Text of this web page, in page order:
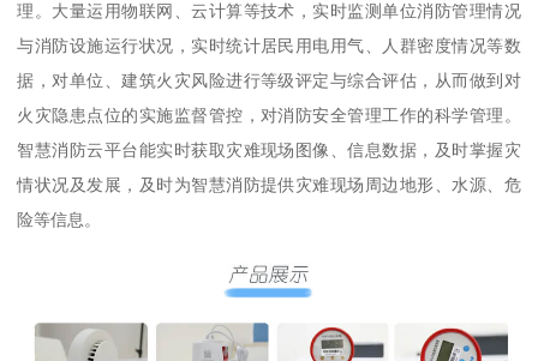
理。大量运用物联网、云计算等技术，实时监测单位消防管理情况
与消防设施运行状况，实时统计居民用电用气、人群密度情况等数
据，对单位、建筑火灾风险进行等级评定与综合评估，从而做到对
火灾隐患点位的实施监督管控，对消防安全管理工作的科学管理。
智慧消防云平台能实时获取灾难现场图像、信息数据，及时掌握灾
情状况及发展，及时为智慧消防提供灾难现场周边地形、水源、危
险等信息。